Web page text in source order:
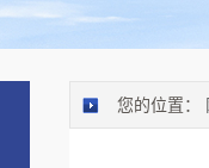
您的位置：